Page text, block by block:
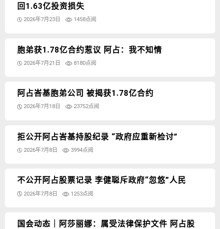
回1.63亿投资损失
2026年7月23日 1458点阅
胞弟获1.78亿合约惹议 阿占：我不知情
2026年7月21日 8180点阅
阿占峇基胞弟公司 被揭获1.78亿合约
2026年7月18日 23752点阅
拒公开阿占峇基持股纪录 “政府应重新检讨”
2026年7月8日 3994点阅
不公开阿占股票记录 李健聪斥政府“忽悠”人民
2026年7月8日 1253点阅
国会动态｜阿莎丽娜：属受法律保护文件 阿占股